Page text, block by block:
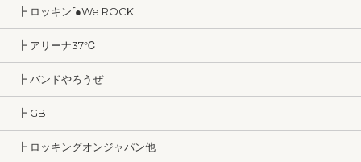
┣ ロッキンf●We ROCK
┣ アリーナ37℃
┣ バンドやろうぜ
┣ GB
┣ ロッキングオンジャパン他